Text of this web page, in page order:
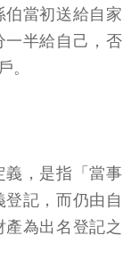
當初送給自家
一半給自己，否
。
義，是指「當事
記，而仍由自
為出名登記之